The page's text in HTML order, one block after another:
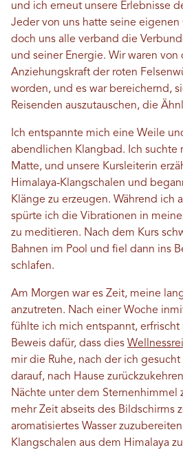
und ich erneut unsere Erlebnisse
Jeder von uns hatte seine eigenen
doch uns alle verband die
und seiner Energie. Wir waren
Anziehungskraft der roten
worden, und es war bereichernd,
Reisenden auszutauschen, die
Ich entspannte mich eine Weile
abendlichen Klangbad. Ich suchte
Matte, und unsere Kursleiterin
Himalaya-Klangschalen und
Klänge zu erzeugen. Während ich
spürte ich die Vibrationen in
zu meditieren. Nach dem Kurs
Bahnen im Pool und fiel dann ins
schlafen.
Am Morgen war es Zeit, meine
anzutreten. Nach einer Woche
fühlte ich mich entspannt, erfrischt
Beweis dafür, dass dies
mir die Ruhe, nach der ich
darauf, nach Hause
Nächte unter dem Sternenhimmel
mehr Zeit abseits des Bildschirms
aromatisiertes Wasser
Klangschalen aus dem Himalaya